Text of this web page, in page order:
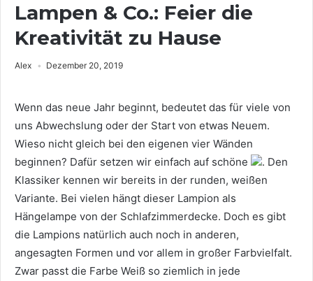
Lampen & Co.: Feier die
Kreativität zu Hause
Alex Dezember 20, 2019
Wenn das neue Jahr beginnt, bedeutet das für viele von
uns Abwechslung oder der Start von etwas Neuem.
Wieso nicht gleich bei den eigenen vier Wänden
beginnen? Dafür setzen wir einfach auf schöne
. Den
Klassiker kennen wir bereits in der runden, weißen
Variante. Bei vielen hängt dieser Lampion als
Hängelampe von der Schlafzimmerdecke. Doch es gibt
die Lampions natürlich auch noch in anderen,
angesagten Formen und vor allem in großer Farbvielfalt.
Zwar passt die Farbe Weiß so ziemlich in jede